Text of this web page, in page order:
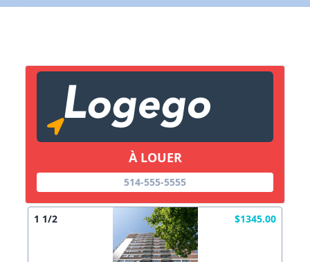
À LOUER
514-555-5555
1 1/2 $1345.00
X Fermer Envoyez
Copier lien
X Fermer